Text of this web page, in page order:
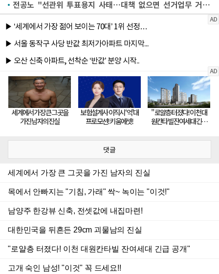
전공노 "선관위 투표용지 사태…대책 없으면 선거업무 거부"
댓글